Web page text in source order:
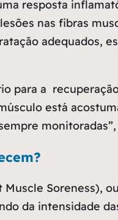
resposta
nas fibras
adequados,
para a
está
monitoradas”
Soreness),
da intensidade